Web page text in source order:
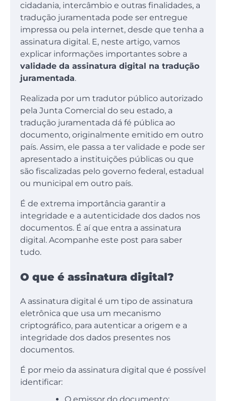
cidadania, intercâmbio e outras finalidades, a
tradução juramentada pode ser entregue
impressa ou pela internet, desde que tenha a
assinatura digital. E, neste artigo, vamos
explicar informações importantes sobre a
validade da assinatura digital na tradução
juramentada.
Realizada por um tradutor público autorizado
pela Junta Comercial do seu estado, a
tradução juramentada dá fé pública ao
documento, originalmente emitido em outro
país. Assim, ele passa a ter validade e pode ser
apresentado a instituições públicas ou que
são fiscalizadas pelo governo federal, estadual
ou municipal em outro país.
É de extrema importância garantir a
integridade e a autenticidade dos dados nos
documentos. É aí que entra a assinatura
digital. Acompanhe este post para saber
tudo.
O que é assinatura digital?
A assinatura digital é um tipo de assinatura
eletrônica que usa um mecanismo
criptográfico, para autenticar a origem e a
integridade dos dados presentes nos
documentos.
É por meio da assinatura digital que é possível
identificar:
O emissor do documento;